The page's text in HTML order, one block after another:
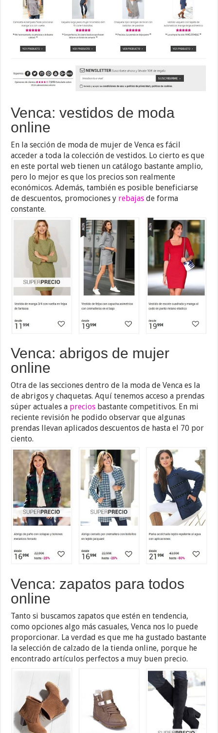
Venca: vestidos de moda
online
En la sección de moda de mujer de Venca es fácil
acceder a toda la colección de vestidos. Lo cierto es que
en este portal web tienen un catálogo bastante amplio,
pero lo mejor es que los precios son realmente
económicos. Además, también es posible beneficiarse
de descuentos, promociones y rebajas de forma
constante.
Venca: abrigos de mujer
online
Otra de las secciones dentro de la moda de Venca es la
de abrigos y chaquetas. Aquí tenemos acceso a prendas
súper actuales a precios bastante competitivos. En mi
reciente revisión he podido observar que algunas
prendas llevan aplicados descuentos de hasta el 70 por
ciento.
Venca: zapatos para todos
online
Tanto si buscamos zapatos que estén en tendencia,
como opciones algo más casuales, Venca nos lo puede
proporcionar. La verdad es que me ha gustado bastante
la selección de calzado de la tienda online, porque he
encontrado artículos perfectos a muy buen precio.